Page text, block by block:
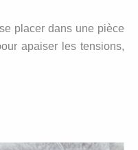
placer dans une pièce
apaiser les tensions,